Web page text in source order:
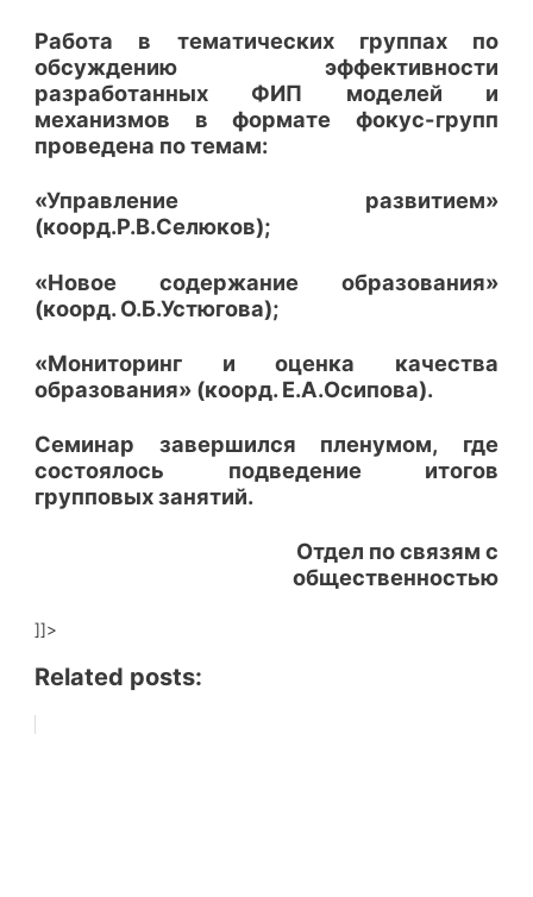
Работа в тематических группах по
обсуждению эффективности
разработанных ФИП моделей и
механизмов в формате фокус-групп
проведена по темам:
«Управление развитием»
(коорд.Р.В.Селюков);
«Новое содержание образования»
(коорд. О.Б.Устюгова);
«Мониторинг и оценка качества
образования» (коорд. Е.А.Осипова).
Семинар завершился пленумом, где
состоялось подведение итогов
групповых занятий.
Отдел по связям с
общественностью
]]>
Related posts: